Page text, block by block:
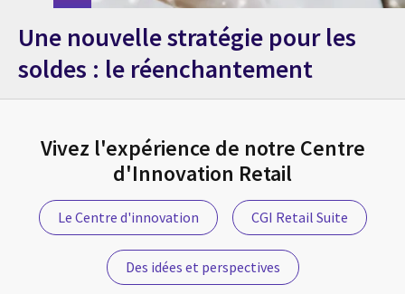
Une nouvelle stratégie pour les
soldes : le réenchantement
Vivez l'expérience de notre Centre
d'Innovation Retail
Le Centre d'innovation CGI Retail Suite
Des idées et perspectives